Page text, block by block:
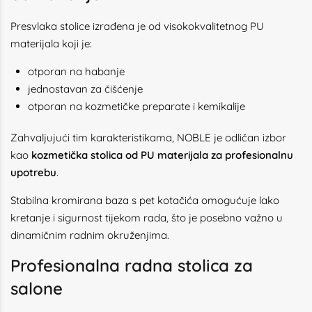
Presvlaka stolice izrađena je od visokokvalitetnog PU
materijala koji je:
otporan na habanje
jednostavan za čišćenje
otporan na kozmetičke preparate i kemikalije
Zahvaljujući tim karakteristikama, NOBLE je odličan izbor
kao kozmetička stolica od PU materijala za profesionalnu
upotrebu.
Stabilna kromirana baza s pet kotačića omogućuje lako
kretanje i sigurnost tijekom rada, što je posebno važno u
dinamičnim radnim okruženjima.
Profesionalna radna stolica za
salone